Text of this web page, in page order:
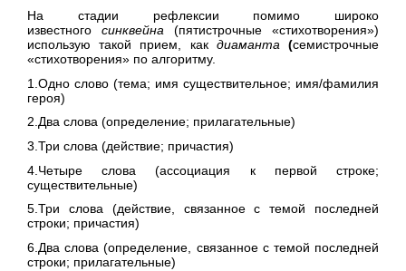
На стадии рефлексии помимо широко
известного синквейна (пятистрочные «стихотворения»)
использую такой прием, как диаманта (семистрочные
«стихотворения» по алгоритму.
1.Одно слово (тема; имя существительное; имя/фамилия
героя)
2.Два слова (определение; прилагательные)
3.Три слова (действие; причастия)
4.Четыре слова (ассоциация к первой строке;
существительные)
5.Три слова (действие, связанное с темой последней
строки; причастия)
6.Два слова (определение, связанное с темой последней
строки; прилагательные)